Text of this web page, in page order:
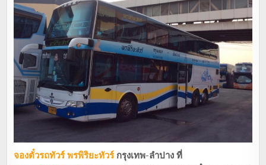
จองตั๋วรถทัวร์พรพิริยะทัวร์กรุงเทพ-ลำปาง ที่